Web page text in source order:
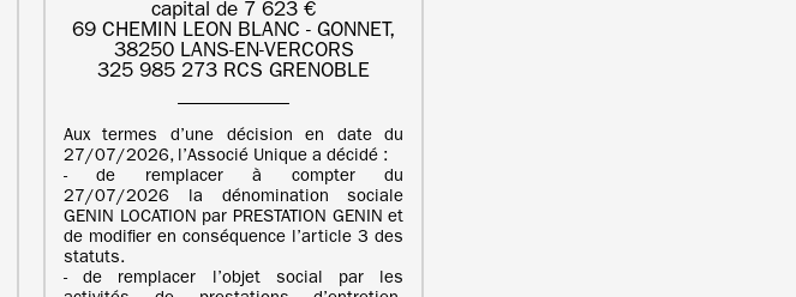
capital de 7 623 €
69 CHEMIN LEON BLANC - GONNET,
38250 LANS-EN-VERCORS
325 985 273 RCS GRENOBLE
Aux termes d’une décision en date du
27/07/2026, l’Associé Unique a décidé :
- de remplacer à compter du
27/07/2026 la dénomination sociale
GENIN LOCATION par PRESTATION GENIN et
de modifier en conséquence l’article 3 des
statuts.
- de remplacer l’objet social par les